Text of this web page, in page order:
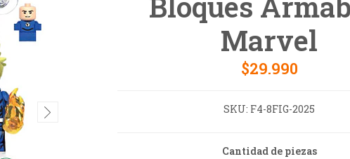
Marvel
$29.990
SKU: F4-8FIG-2025
Cantidad de piezas